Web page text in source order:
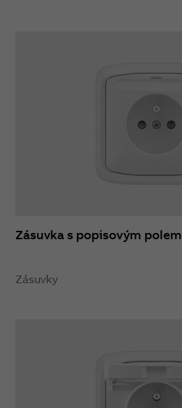
Zásuvka s popisovým polem
Zásuvky